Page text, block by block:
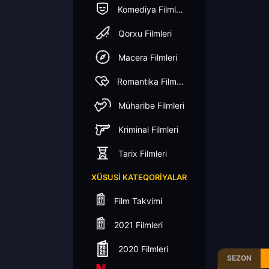
Komediya Filmleri
Qorxu Filmleri
Macera Filmleri
Romantika Filmleri
Müharibə Filmleri
Kriminal Filmleri
Tarix Filmleri
XÜSUSI KATEQORIYALAR
Film Takvimi
2021 Filmleri
2020 Filmleri
SEZON